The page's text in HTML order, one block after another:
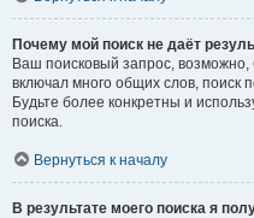
Почему мой поиск не даёт
Ваш поисковый запрос,
включал много общих слов, поиск
Будьте более конкретны и
поиска.
Вернуться к началу
В результате моего поиска я